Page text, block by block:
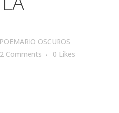
POEMARIO OSCUROS
2 Comments 0 Likes